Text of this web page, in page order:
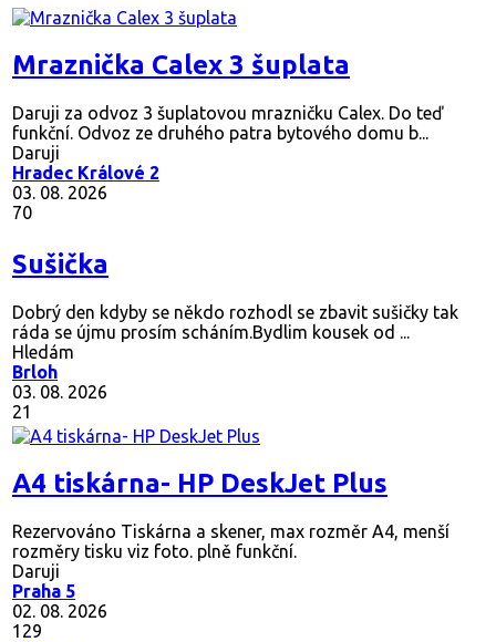
Mraznička Calex 3 šuplata
Daruji za odvoz 3 šuplatovou mrazničku Calex. Do teď
funkční. Odvoz ze druhého patra bytového domu b...
Daruji
Hradec Králové 2
03. 08. 2026
70
Sušička
Dobrý den kdyby se někdo rozhodl se zbavit sušičky tak
ráda se újmu prosím scháním.Bydlim kousek od ...
Hledám
Brloh
03. 08. 2026
21
A4 tiskárna- HP DeskJet Plus
Rezervováno Tiskárna a skener, max rozměr A4, menší
rozměry tisku viz foto. plně funkční.
Daruji
Praha 5
02. 08. 2026
129